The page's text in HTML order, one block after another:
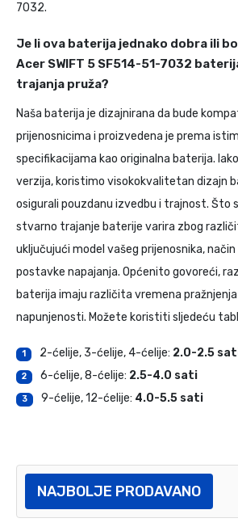
7032.
Je li ova baterija jednako dobra ili
Acer SWIFT 5 SF514-51-7032
trajanja pruža?
Naša baterija je dizajnirana da bude
prijenosnicima i proizvedena je prema
specifikacijama kao originalna baterija.
verzija, koristimo visokokvalitetan dizajn
osigurali pouzdanu izvedbu i trajnost. Što
stvarno trajanje baterije varira zbog
uključujući model vašeg prijenosnika,
postavke napajanja. Općenito govoreći,
baterija imaju različita vremena
napunjenosti. Možete koristiti sljedeću
1 2-ćelije, 3-ćelije, 4-ćelije: 2.0-2.5
2 6-ćelije, 8-ćelije: 2.5-4.0 sati
3 9-ćelije, 12-ćelije: 4.0-5.5 sati
NAJBOLJE PRODAVANO